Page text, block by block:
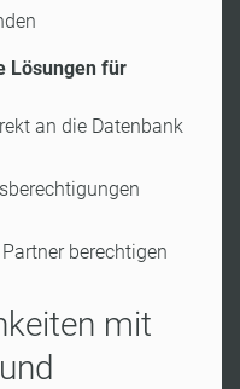
Lösungen für
an die Datenbank
berechtigen
mit